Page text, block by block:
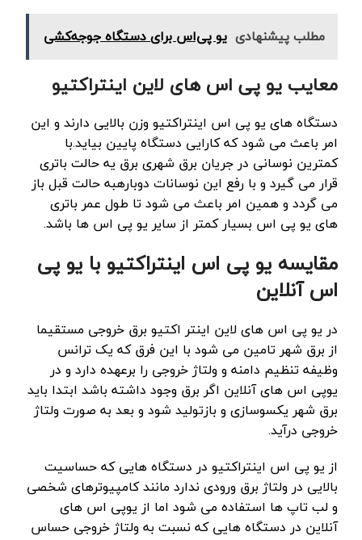
مطلب پیشنهادی یو پی‌اس برای دستگاه جوجه‌کشی
معایب یو پی اس های لاین اینتراکتیو
دستگاه های یو پی اس اینتراکتیو وزن بالایی دارند و این
امر باعث می شود که کارایی دستگاه پایین بیاید.با
کمترین نوسانی در جریان برق شهری برق یه حالت باتری
قرار می گیرد و با رفع این نوسانات دوبارهبه حالت قبل باز
می گردد و همین امر باعث می شود تا طول عمر باتری
های یو پی اس بسیار کمتر از سایر یو پی اس ها باشد.
مقایسه یو پی اس اینتراکتیو با یو پی
اس آنلاین
در یو پی اس های لاین اینتر اکتیو برق خروجی مستقیما
از برق شهر تامین می شود با این فرق که یک ترانس
وظیفه تنظیم دامنه و ولتاژ خروجی را برعهده دارد و در
یوپی اس های آنلاین اگر برق وجود داشته باشد ابتدا باید
برق شهر یکسوسازی و بازتولید شود و بعد به صورت ولتاژ
خروجی درآید.
از یو پی اس اینتراکتیو در دستگاه هایی که حساسیت
بالایی در ولتاژ برق ورودی ندارد مانند کامپیوترهای شخصی
و لب تاپ ها استفاده می شود اما از یوپی اس های
آنلاین در دستگاه هایی که نسبت به ولتاژ خروجی حساس